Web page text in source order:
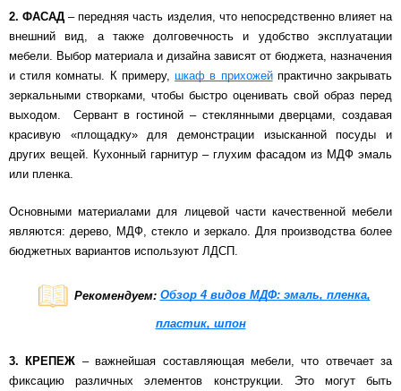
2. ФАСАД– передняя часть изделия, что непосредственно влияет на
внешний вид, а также долговечность и удобство эксплуатации
мебели. Выбор материала и дизайна зависят от бюджета, назначения
и стиля комнаты. К примеру,шкаф в прихожейпрактично закрывать
зеркальными створками, чтобы быстро оценивать свой образ перед
выходом. Сервант в гостиной – стеклянными дверцами, создавая
красивую «площадку» для демонстрации изысканной посуды и
других вещей. Кухонный гарнитур – глухим фасадом из МДФ эмаль
или пленка.
Основными материалами для лицевой части качественной мебели
являются: дерево, МДФ, стекло и зеркало. Для производства более
бюджетных вариантов используют ЛДСП.
Рекомендуем: Обзор 4 видов МДФ: эмаль, пленка,
пластик, шпон
3. КРЕПЕЖ – важнейшая составляющая мебели, что отвечает за
фиксацию различных элементов конструкции. Это могут быть